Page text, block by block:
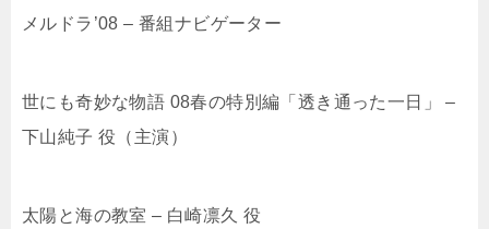
メルドラ’08 – 番組ナビゲーター
世にも奇妙な物語 08春の特別編「透き通った一日」 –
下山純子 役（主演）
太陽と海の教室 – 白崎凛久 役